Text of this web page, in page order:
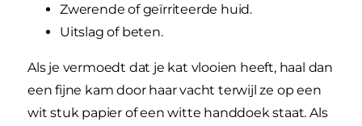
Zwerende of geïrriteerde huid.
Uitslag of beten.
Als je vermoedt dat je kat vlooien heeft, haal dan
een fijne kam door haar vacht terwijl ze op een
wit stuk papier of een witte handdoek staat. Als